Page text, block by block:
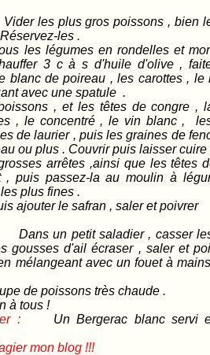
les plus gros poissons , bien
les .
les légumes en rondelles et
3 c à s d'huile d'olive ,
blanc de poireau , les carottes ,
avec une spatule .
, et les têtes de congre ,
, le concentré , le vin blanc ,
de laurier , puis les graines de
ou plus . Couvrir puis laisser cuire
arrêtes ,ainsi que les têtes
, puis passez-la au moulin à
plus fines .
ajouter le safran , saler et poivrer
saladier , casser les
gousses d'ail écraser , saler et
mélangeant avec un fouet à
de poissons très chaude .
à tous !
:
Un Bergerac blanc servi
mon blog !!!